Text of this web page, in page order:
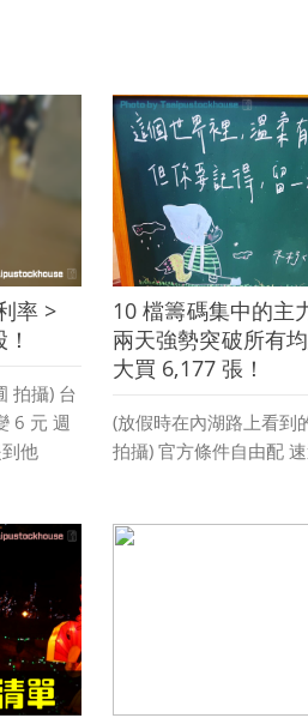
率 >
拍攝) 台
6 元 週
他
10 檔籌碼集中的主
兩天強勢突破所有
大買 6,177 張！
(放假時在內湖路上看到
拍攝) 官方條件自由配
自己的選股邏輯和進出場